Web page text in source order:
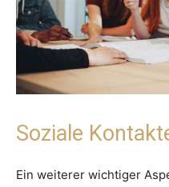
Soziale
Ein weiterer wichtiger